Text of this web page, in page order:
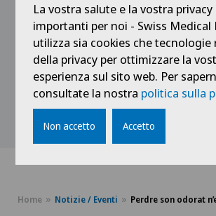
Vedi profilo
Mostra tutto
Home Notizie / Eventi Perdre son odorat
La vostra salute e la vostra
importanti per noi - Swiss
utilizza sia cookies che tecnologie
della privacy per ottimizzare la
esperienza sul sito web. Per
consultate la nostra politica sulla
Non accetto Accetto